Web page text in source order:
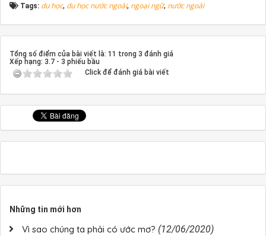
Tags: du học, du học nước ngoài, ngoại ngữ, nước ngoài
Tổng số điểm của bài viết là: 11 trong 3 đánh giá
Xếp hạng: 3.7 - 3 phiếu bầu
Click để đánh giá bài viết
Những tin mới hơn
Vì sao chúng ta phải có ước mơ? (12/06/2020)